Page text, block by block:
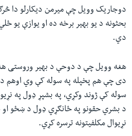
دوجاریک وویل چې میرمن دیکارلو دا
بحثونه د یو بهیر برخه ده او یوازې یو
دي.
هغه وویل چې د دوحې د بهیر وروستی
دی چې هم پخپله په سوله کې وي اوهم د
سوله کې ژوند وکړي، په بشپړ ډول په
د بشري حقونو په ځانګړي ډول د ښځو او
نړیوال مکلفیتونه ترسره کړي.